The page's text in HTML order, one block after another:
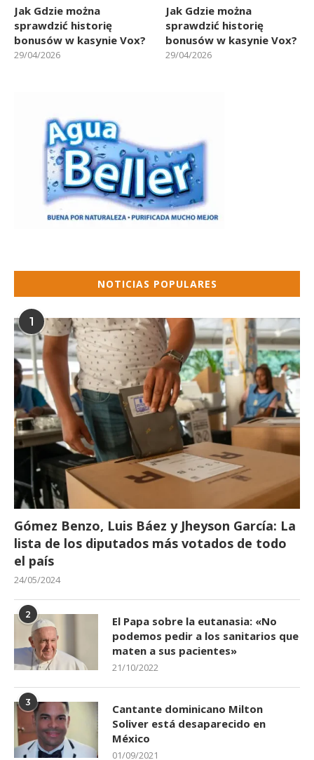
Jak Gdzie można
sprawdzić historię
bonusów w kasynie Vox?
29/04/2026
Jak Gdzie można
sprawdzić historię
bonusów w kasynie Vox?
29/04/2026
NOTICIAS POPULARES
1
Gómez Benzo, Luis Báez y Jheyson García: La
lista de los diputados más votados de todo
el país
24/05/2024
2
El Papa sobre la eutanasia: «No
podemos pedir a los sanitarios que
maten a sus pacientes»
21/10/2022
3
Cantante dominicano Milton
Soliver está desaparecido en
México
01/09/2021